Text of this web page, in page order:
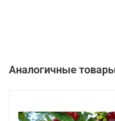
Аналогичные